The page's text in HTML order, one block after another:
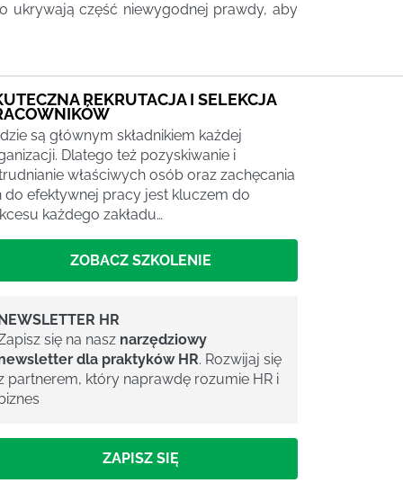
ukrywają część niewygodnej prawdy, aby
REKRUTACJA I SELEKCJA
są głównym składnikiem każdej
Dlatego też pozyskiwanie i
właściwych osób oraz zachęcania
do efektywnej pracy jest kluczem do
każdego zakładu…
ZOBACZ SZKOLENIE
HR
się na nasz narzędziowy
dla praktyków HR. Rozwijaj się
partnerem, który naprawdę rozumie HR i
ZAPISZ SIĘ